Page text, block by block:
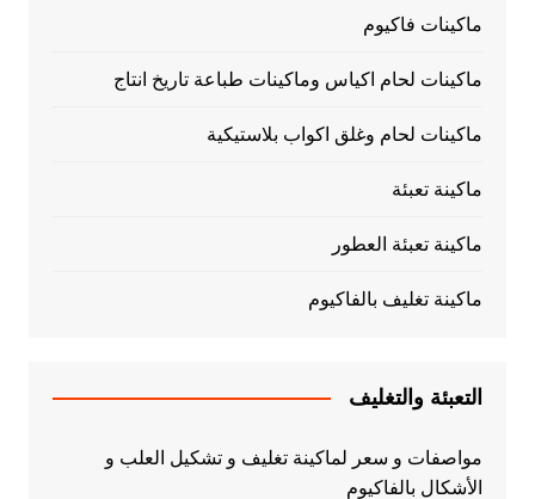
ماكينات فاكيوم
ماكينات لحام اكياس وماكينات طباعة تاريخ انتاج
ماكينات لحام وغلق اكواب بلاستيكية
ماكينة تعبئة
ماكينة تعبئة العطور
ماكينة تغليف بالفاكيوم
التعبئة والتغليف
مواصفات و سعر لماكينة تغليف و تشكيل العلب و
الأشكال بالفاكيوم